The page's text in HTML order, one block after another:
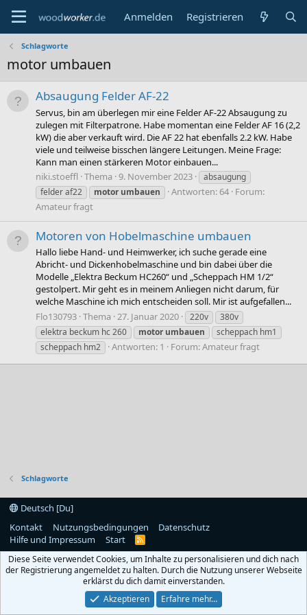
Anmelden Registrieren
Schlagworte
motor umbauen
Absaugung Felder AF-22
Servus, bin am überlegen mir eine Felder AF-22 Absaugung zu
zulegen mit Filterpatrone. Habe momentan eine Felder AF 16 (2,2
kW) die aber verkauft wird. Die AF 22 hat ebenfalls 2.2 kW. Habe
viele und teilweise bisschen längere Leitungen. Meine Frage:
Kann man einen stärkeren Motor einbauen...
niki.stoeffl Thema 9. November 2023
absaugung
felder af22
motor umbauen Antworten: 64 Forum:
Amateur fragt
Motoren von Hobelmaschine umbauen
Hallo liebe Hand- und Heimwerker, ich suche gerade eine
Abricht- und Dickenhobelmaschine und bin dabei über die
Modelle „Elektra Beckum HC260“ und „Scheppach HM 1/2“
gestolpert. Mir geht es in meinem Anliegen nicht darum, für
welche Maschine ich mich entscheiden soll. Mir ist aufgefallen...
Flo130793 Thema 27. Januar 2020 220v
380v
elektra beckum hc 260
motor umbauen
scheppach hm1
scheppach hm2
Antworten: 1 Forum:Amateur fragt
Schlagworte
Deutsch [Du]
Kontakt
Nutzungsbedingungen
Datenschutz
Hilfe und Impressum
Start
R
S
Diese Seite verwendet Cookies, um Inhalte zu personalisieren und dich nach
der Registrierung angemeldet zu halten. Durch die Nutzung unserer Webseite
erklärst du dich damit einverstanden.
Akzeptieren
Erfahre mehr…